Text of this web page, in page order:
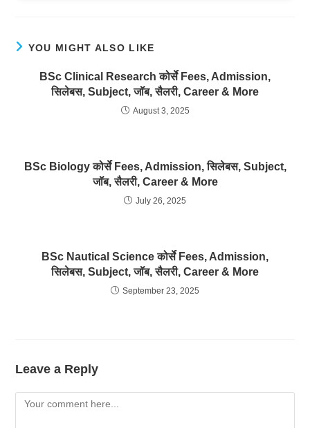
YOU MIGHT ALSO LIKE
BSc Clinical Research कोर्से Fees, Admission,
सिलेबस, Subject, जॉब, सैलरी, Career & More
August 3, 2025
BSc Biology कोर्से Fees, Admission, सिलेबस, Subject,
जॉब, सैलरी, Career & More
July 26, 2025
BSc Nautical Science कोर्से Fees, Admission,
सिलेबस, Subject, जॉब, सैलरी, Career & More
September 23, 2025
Leave a Reply
Comment